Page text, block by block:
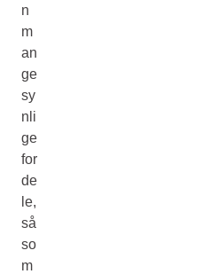
n
m
an
ge
sy
nli
ge
for
de
le,
så
so
m